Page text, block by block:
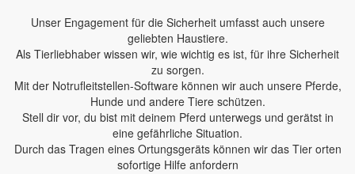
Unser Engagement für die Sicherheit umfasst auch unsere
geliebten Haustiere.
Als Tierliebhaber wissen wir, wie wichtig es ist, für ihre Sicherheit
zu sorgen.
Mit der Notrufleitstellen-Software können wir auch unsere Pferde,
Hunde und andere Tiere schützen.
Stell dir vor, du bist mit deinem Pferd unterwegs und gerätst in
eine gefährliche Situation.
Durch das Tragen eines Ortungsgeräts können wir das Tier orten
sofortige Hilfe anfordern